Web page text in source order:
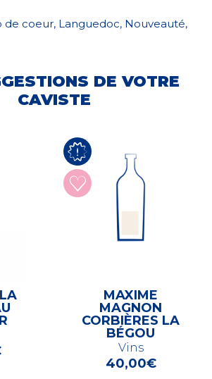
de coeur, Languedoc, Nouveauté,
DE VOTRE
CAVISTE
MAXIME
MAGNON
CORBIÈRES LA
BÉGOU
Vins
40,00€